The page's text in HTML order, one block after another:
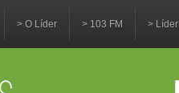
> O Líder > 103 FM > Líder